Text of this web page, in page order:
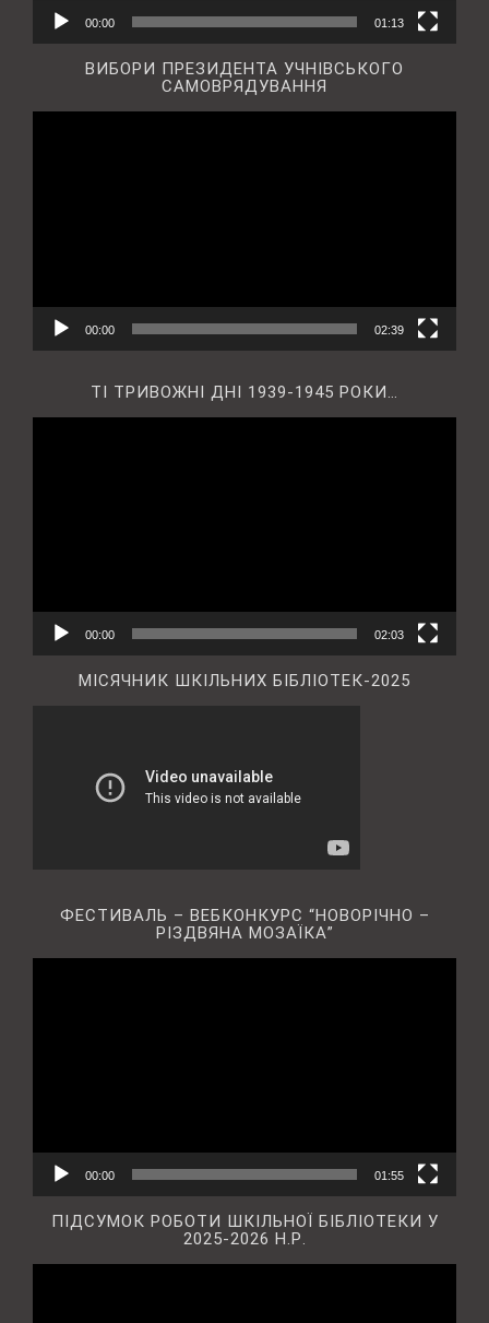
00:00 01:13
ВИБОРИ ПРЕЗИДЕНТА УЧНІВСЬКОГО
САМОВРЯДУВАННЯ
00:00 02:39
ТІ ТРИВОЖНІ ДНІ 1939-1945 РОКИ…
00:00 02:03
МІСЯЧНИК ШКІЛЬНИХ БІБЛІОТЕК-2025
ФЕСТИВАЛЬ – ВЕБКОНКУРС “НОВОРІЧНО –
РІЗДВЯНА МОЗАЇКА”
00:00 01:55
ПІДСУМОК РОБОТИ ШКІЛЬНОЇ БІБЛІОТЕКИ У
2025-2026 Н.Р.